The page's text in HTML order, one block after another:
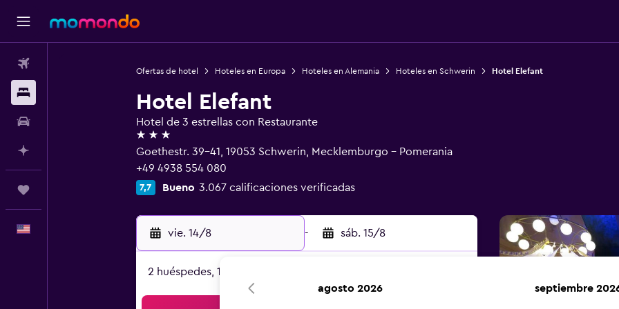
Ofertas de hotel Hoteles en Europa Hoteles en Alemania Hoteles en Schwerin Hotel Elefant
Hotel Elefant
Hotel de 3 estrellas con Restaurante
3 estrellas
Goethestr. 39-41, 19053 Schwerin, Mecklemburgo - Pomerania
+49 4938 554 080
7,7 Bueno 3.067 calificaciones verificadas
vie. 14/8 - sáb. 15/8
2 huéspedes, 1 habitación
agosto 2026 septiembre